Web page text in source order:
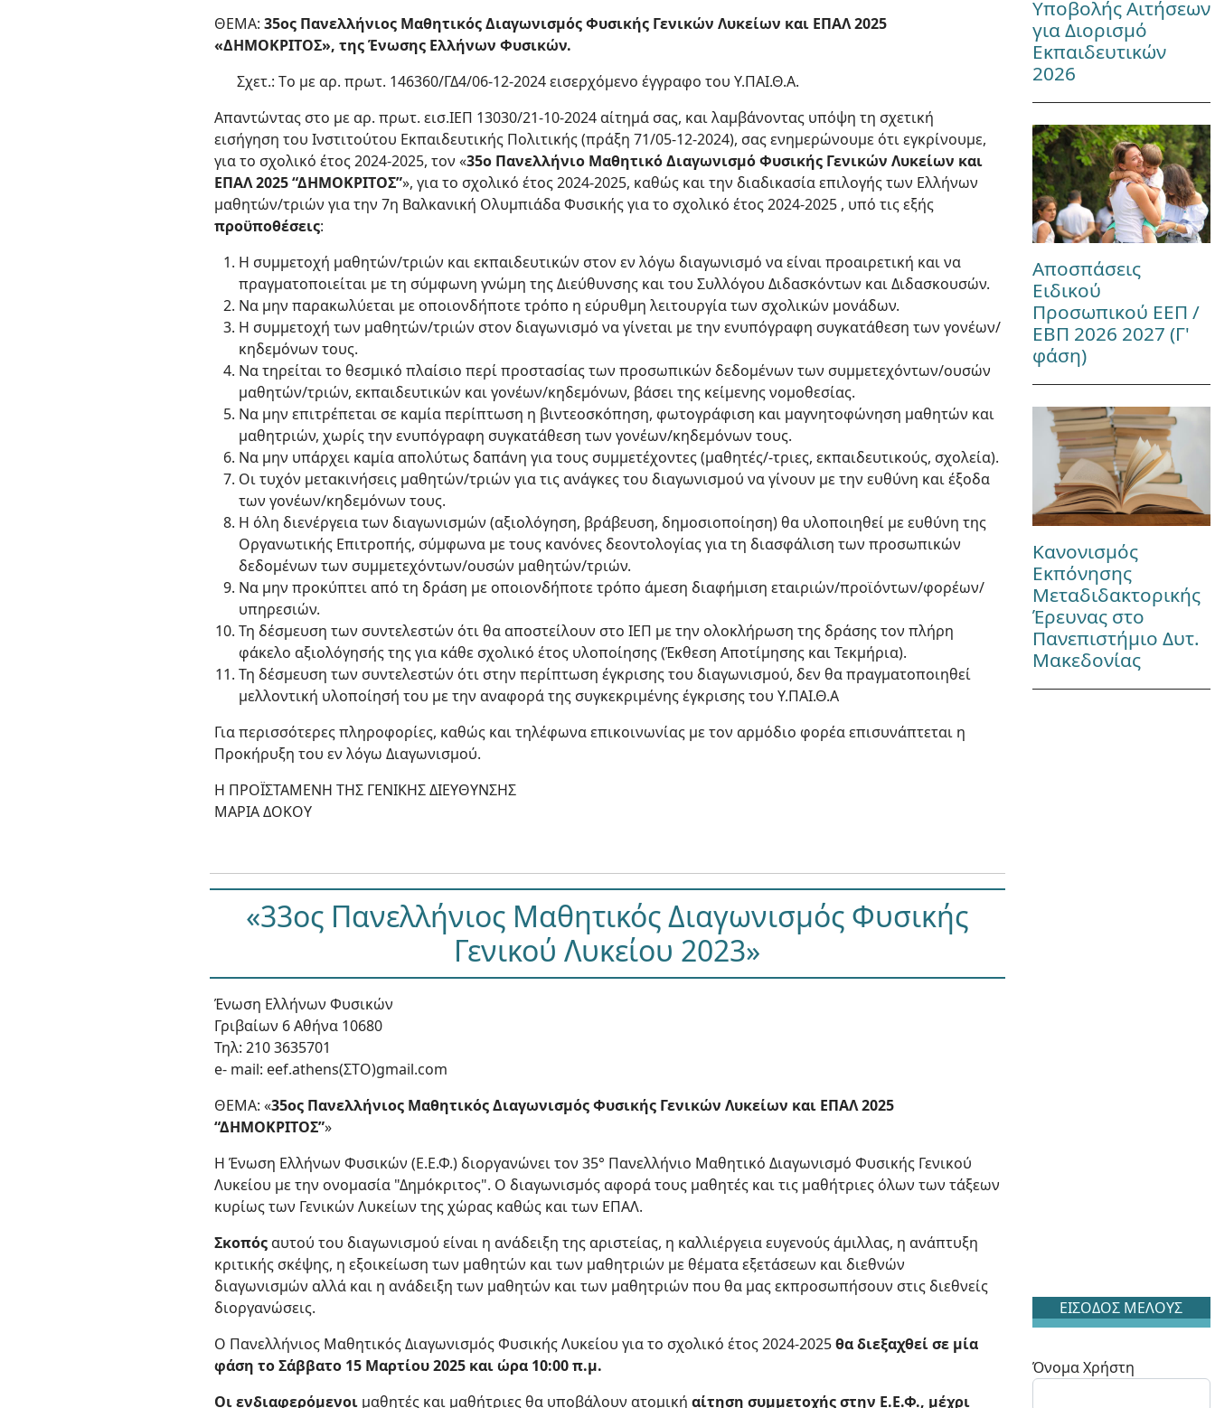
ΘΕΜΑ:35ος Πανελλήνιος Μαθητικός Διαγωνισμός Φυσικής Γενικών Λυκείων και ΕΠΑΛ 2025
«ΔΗΜΟΚΡΙΤΟΣ», της Ένωσης Ελλήνων Φυσικών.
Σχετ.: Τo με αρ. πρωτ. 146360/ΓΔ4/06-12-2024 εισερχόμενο έγγραφο του Υ.ΠΑΙ.Θ.Α.
Απαντώντας στο με αρ. πρωτ. εισ.ΙΕΠ 13030/21-10-2024 αίτημά σας, και λαμβάνοντας υπόψη τη σχετική
εισήγηση του Ινστιτούτου Εκπαιδευτικής Πολιτικής (πράξη 71/05-12-2024), σας ενημερώνουμε ότι εγκρίνουμε,
για το σχολικό έτος 2024-2025, τον «35ο Πανελλήνιο Μαθητικό Διαγωνισμό Φυσικής Γενικών Λυκείων και
ΕΠΑΛ 2025 “ΔΗΜΟΚΡΙΤΟΣ”», για το σχολικό έτος 2024-2025, καθώς και την διαδικασία επιλογής των Ελλήνων
μαθητών/τριών για την 7η Βαλκανική Ολυμπιάδα Φυσικής για το σχολικό έτος 2024-2025 , υπό τις εξής
προϋποθέσεις:
Η συμμετοχή μαθητών/τριών και εκπαιδευτικών στον εν λόγω διαγωνισμό να είναι προαιρετική και να
πραγματοποιείται με τη σύμφωνη γνώμη της Διεύθυνσης και του Συλλόγου Διδασκόντων και Διδασκουσών.
Να μην παρακωλύεται με οποιονδήποτε τρόπο η εύρυθμη λειτουργία των σχολικών μονάδων.
Η συμμετοχή των μαθητών/τριών στον διαγωνισμό να γίνεται με την ενυπόγραφη συγκατάθεση των γονέων/
κηδεμόνων τους.
Να τηρείται το θεσμικό πλαίσιο περί προστασίας των προσωπικών δεδομένων των συμμετεχόντων/ουσών
μαθητών/τριών, εκπαιδευτικών και γονέων/κηδεμόνων, βάσει της κείμενης νομοθεσίας.
Να μην επιτρέπεται σε καμία περίπτωση η βιντεοσκόπηση, φωτογράφιση και μαγνητοφώνηση μαθητών και
μαθητριών, χωρίς την ενυπόγραφη συγκατάθεση των γονέων/κηδεμόνων τους.
Να μην υπάρχει καμία απολύτως δαπάνη για τους συμμετέχοντες (μαθητές/-τριες, εκπαιδευτικούς, σχολεία).
Οι τυχόν μετακινήσεις μαθητών/τριών για τις ανάγκες του διαγωνισμού να γίνουν με την ευθύνη και έξοδα
των γονέων/κηδεμόνων τους.
Η όλη διενέργεια των διαγωνισμών (αξιολόγηση, βράβευση, δημοσιοποίηση) θα υλοποιηθεί με ευθύνη της
Οργανωτικής Επιτροπής, σύμφωνα με τους κανόνες δεοντολογίας για τη διασφάλιση των προσωπικών
δεδομένων των συμμετεχόντων/ουσών μαθητών/τριών.
Να μην προκύπτει από τη δράση με οποιονδήποτε τρόπο άμεση διαφήμιση εταιριών/προϊόντων/φορέων/
υπηρεσιών.
Τη δέσμευση των συντελεστών ότι θα αποστείλουν στο ΙΕΠ με την ολοκλήρωση της δράσης τον πλήρη
φάκελο αξιολόγησής της για κάθε σχολικό έτος υλοποίησης (Έκθεση Αποτίμησης και Τεκμήρια).
Τη δέσμευση των συντελεστών ότι στην περίπτωση έγκρισης του διαγωνισμού, δεν θα πραγματοποιηθεί
μελλοντική υλοποίησή του με την αναφορά της συγκεκριμένης έγκρισης του Υ.ΠΑΙ.Θ.Α
Για περισσότερες πληροφορίες, καθώς και τηλέφωνα επικοινωνίας με τον αρμόδιο φορέα επισυνάπτεται η
Προκήρυξη του εν λόγω Διαγωνισμού.
Η ΠΡΟΪΣΤΑΜΕΝΗ ΤΗΣ ΓΕΝΙΚΗΣ ΔΙΕΥΘΥΝΣΗΣ
ΜΑΡΙΑ ΔΟΚΟΥ
«33ος Πανελλήνιος Μαθητικός Διαγωνισμός Φυσικής
Γενικού Λυκείου 2023»
Ένωση Ελλήνων Φυσικών
Γριβαίων 6 Αθήνα 10680
Τηλ: 210 3635701
e- mail: eef.athens(ΣΤΟ)gmail.com
ΘΕΜΑ: «35ος Πανελλήνιος Μαθητικός Διαγωνισμός Φυσικής Γενικών Λυκείων και ΕΠΑΛ 2025
“ΔΗΜΟΚΡΙΤΟΣ”»
Η Ένωση Ελλήνων Φυσικών (Ε.Ε.Φ.) διοργανώνει τον 35° Πανελλήνιο Μαθητικό Διαγωνισμό Φυσικής Γενικού
Λυκείου με την ονομασία "Δημόκριτος". Ο διαγωνισμός αφορά τους μαθητές και τις μαθήτριες όλων των τάξεων
κυρίως των Γενικών Λυκείων της χώρας καθώς και των ΕΠΑΛ.
Σκοπόςαυτού του διαγωνισμού είναι η ανάδειξη της αριστείας, η καλλιέργεια ευγενούς άμιλλας, η ανάπτυξη
κριτικής σκέψης, η εξοικείωση των μαθητών και των μαθητριών με θέματα εξετάσεων και διεθνών
διαγωνισμών αλλά και η ανάδειξη των μαθητών και των μαθητριών που θα μας εκπροσωπήσουν στις διεθνείς
διοργανώσεις.
Ο Πανελλήνιος Μαθητικός Διαγωνισμός Φυσικής Λυκείου για το σχολικό έτος 2024-2025θα διεξαχθεί σε μία
φάση το Σάββατο 15 Μαρτίου 2025 και ώρα 10:00 π.μ.
Οι ενδιαφερόμενοι μαθητές και μαθήτριες θα υποβάλουν ατομικήαίτηση συμμετοχής στην Ε.Ε.Φ., μέχρι
Υποβολής Αιτήσεων
για Διορισμό
Εκπαιδευτικών
2026
Αποσπάσεις
Ειδικού
Προσωπικού ΕΕΠ /
ΕΒΠ 2026 2027 (Γ'
φάση)
Κανονισμός
Εκπόνησης
Μεταδιδακτορικής
Έρευνας στο
Πανεπιστήμιο Δυτ.
Μακεδονίας
ΕΙΣΟΔΟΣ ΜΕΛΟΥΣ
Όνομα Χρήστη